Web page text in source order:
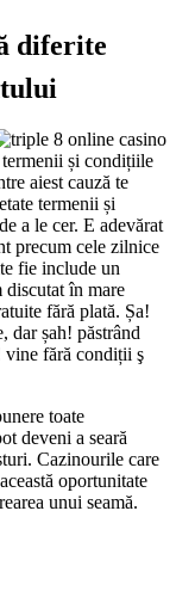
diferite
și condițiile
aiest cauză te
termenii și
a le cer. E adevărat
precum cele zilnice
fie include un
discutat în mare
fără plată. Șa!
dar șah! păstrând
vine fără condiții ş
toate
deveni a seară
Cazinourile care
oportunitate
unui seamă.